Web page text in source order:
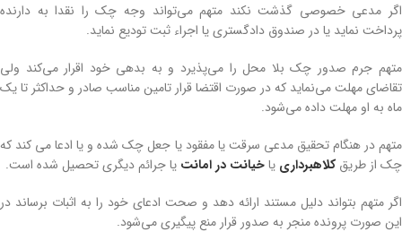
اگر مدعی خصوصی گذشت نکند متهم می‌تواند وجه چک را نقدا به دارنده
پرداخت نماید یا در صندوق دادگستری یا اجراء ثبت تودیع نماید.
متهم جرم صدور چک بلا محل را می‌پذیرد و به بدهی خود اقرار می‌کند ولی
تقاضای مهلت می‌نماید که در صورت اقتضا قرار تامین مناسب صادر و حداکثر تا یک
ماه به او مهلت داده می‌شود.
متهم در هنگام تحقیق مدعی سرقت یا مفقود یا جعل چک شده و یا ادعا می کند که
چک از طریقکلاهبرداری یاخیانت در امانت یا جرائم دیگری تحصیل شده است.
اگر متهم بتواند دلیل مستند ارائه دهد و صحت ادعای خود را به اثبات برساند در
این صورت پرونده منجر به صدور قرار منع پیگیری می‌شود.